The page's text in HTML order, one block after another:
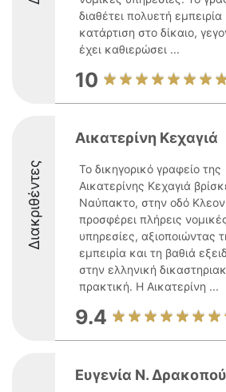
διαθέτει πολυετή εμπειρία
κατάρτιση στο δίκαιο,
έχει καθιερώσει ...
10
Διακριθέντες
Αικατερίνη Κεχαγιά
Το δικηγορικό γραφείο της
Αικατερίνης Κεχαγιά
Ναύπακτο, στην οδό
προσφέρει πλήρεις
υπηρεσίες, αξιοποιώντας
εμπειρία και τη βαθιά
στην ελληνική
πρακτική. Η Αικατερίνη ...
9.4
Ευγενία Ν.